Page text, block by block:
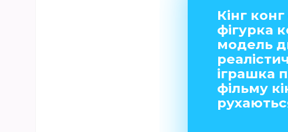
Кінг
фігурка
модель
іграшка
фільму